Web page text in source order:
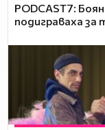
PODCAST7:
подиграваха за